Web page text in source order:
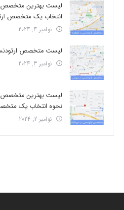
لیست بهترین متخصص
انتخاب یک متخصص
نوامبر 4, 2024
لیست متخصص
نوامبر 3, 2024
لیست بهترین متخصص
نحوه انتخاب یک
نوامبر 2, 2024